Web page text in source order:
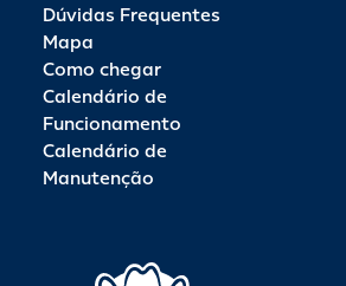
Dúvidas Frequentes
Mapa
Como chegar
Calendário de
Funcionamento
Calendário de
Manutenção